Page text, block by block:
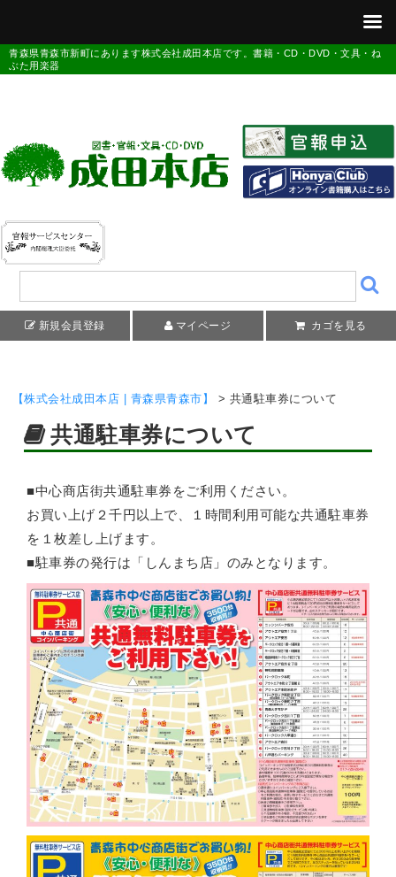
青森県青森市新町にあります株式会社成田本店です。書籍・CD・DVD・文具・ね
ぶた用楽器
新規会員登録 マイページ カゴを見る
【株式会社成田本店 | 青森県青森市】 > 共通駐車券について
共通駐車券について
■中心商店街共通駐車券をご利用ください。
お買い上げ２千円以上で、１時間利用可能な共通駐車券
を１枚差し上げます。
■駐車券の発行は「しんまち店」のみとなります。